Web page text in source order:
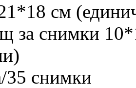
см
за снимки
35 снимки